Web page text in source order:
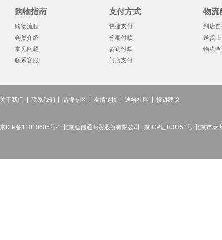
购物指南
购物流程
会员介绍
常见问题
联系客服
支付方式
快捷支付
分期付款
货到付款
门店支付
物流
到店
送货
物流
关于我们 联系我们 品牌专区 友情链接 迪粉社区 投诉建议
京ICP备11010605号-1 北京迪信通商贸股份有限公司 | 京ICP证100351号 北京市泰